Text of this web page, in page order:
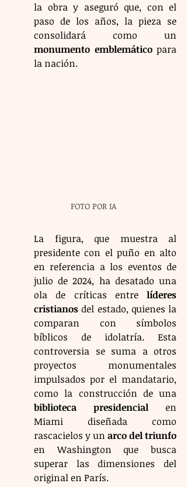
la obra y aseguró que, con el
paso de los años, la pieza se
monumento emblemático para
la nación.
FOTO POR IA
La figura, que muestra al
presidente con el puño en alto
en referencia a los eventos de
julio de 2024, ha desatado una
ola de críticas entre líderes
cristianos del estado, quienes la
comparan con símbolos
bíblicos de idolatría. Esta
controversia se suma a otros
proyectos monumentales
impulsados por el mandatario,
biblioteca presidencial en
Miami diseñada como
rascacielos y un arco del triunfo
en Washington que busca
superar las dimensiones del
original en París.